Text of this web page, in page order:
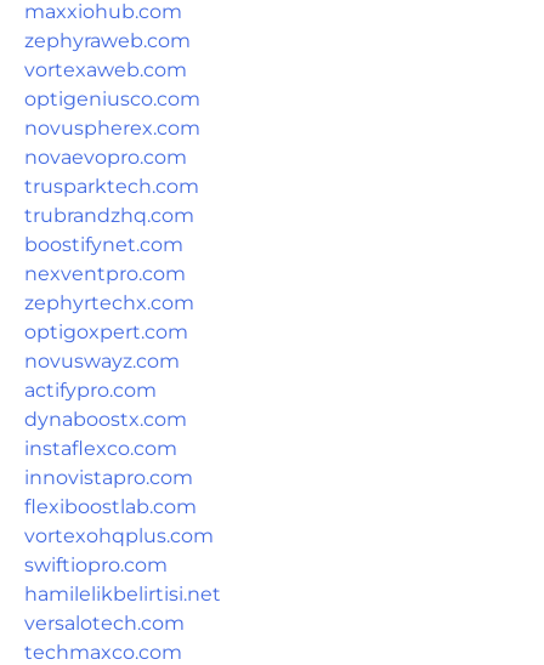
maxxiohub.com
zephyraweb.com
vortexaweb.com
optigeniusco.com
novuspherex.com
novaevopro.com
trusparktech.com
trubrandzhq.com
boostifynet.com
nexventpro.com
zephyrtechx.com
optigoxpert.com
novuswayz.com
actifypro.com
dynaboostx.com
instaflexco.com
innovistapro.com
flexiboostlab.com
vortexohqplus.com
swiftiopro.com
hamilelikbelirtisi.net
versalotech.com
techmaxco.com